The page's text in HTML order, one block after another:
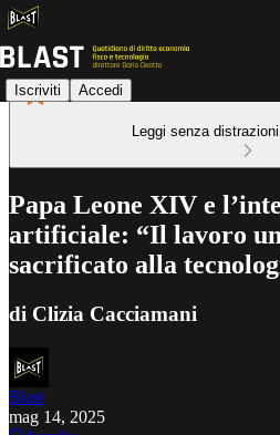
Iscriviti Accedi
Leggi senza
Papa Leone XIV e
artificiale: “Il lavoro
sacrificato alla
di Clizia Cacciamani
Blast
mag 14, 2025